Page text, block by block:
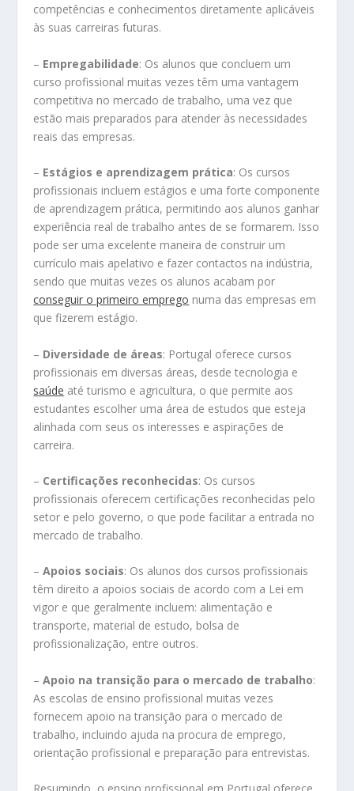
competências e conhecimentos diretamente aplicáveis
às suas carreiras futuras.
– Empregabilidade: Os alunos que concluem um
curso profissional muitas vezes têm uma vantagem
competitiva no mercado de trabalho, uma vez que
estão mais preparados para atender às necessidades
reais das empresas.
– Estágios e aprendizagem prática: Os cursos
profissionais incluem estágios e uma forte componente
de aprendizagem prática, permitindo aos alunos ganhar
experiência real de trabalho antes de se formarem. Isso
pode ser uma excelente maneira de construir um
currículo mais apelativo e fazer contactos na indústria,
sendo que muitas vezes os alunos acabam por
conseguir o primeiro emprego numa das empresas em
que fizerem estágio.
– Diversidade de áreas: Portugal oferece cursos
profissionais em diversas áreas, desde tecnologia e
saúde até turismo e agricultura, o que permite aos
estudantes escolher uma área de estudos que esteja
alinhada com seus os interesses e aspirações de
carreira.
– Certificações reconhecidas: Os cursos
profissionais oferecem certificações reconhecidas pelo
setor e pelo governo, o que pode facilitar a entrada no
mercado de trabalho.
–Apoios sociais: Os alunos dos cursos profissionais
têm direito a apoios sociais de acordo com a Lei em
vigor e que geralmente incluem: alimentação e
transporte, material de estudo, bolsa de
profissionalização, entre outros.
–Apoio na transição para o mercado de trabalho:
As escolas de ensino profissional muitas vezes
fornecem apoio na transição para o mercado de
trabalho, incluindo ajuda na procura de emprego,
orientação profissional e preparação para entrevistas.